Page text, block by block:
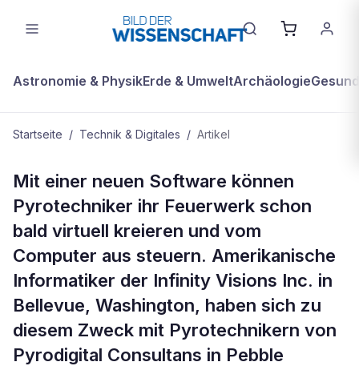
Astronomie & PhysikErde & UmweltArchäologie
Startseite / Technik & Digitales / Artikel
Software berechnet das ultimative
Traum-Feuerwerk
Mit einer neuen Software können
Pyrotechniker ihr Feuerwerk schon
bald virtuell kreieren und vom
Computer aus steuern. Amerikanische
Informatiker der Infinity Visions Inc. in
Bellevue, Washington, haben sich zu
diesem Zweck mit Pyrotechnikern von
Pyrodigital Consultans in Pebble